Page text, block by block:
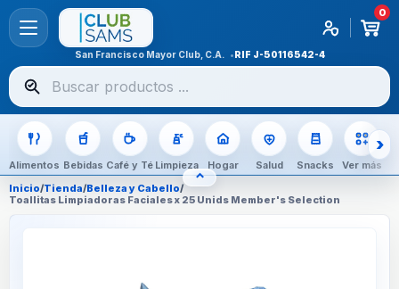
0
San Francisco Mayor Club, C.A. RIF J-50116542-4
Buscar
productos
Alimentos Bebidas Café y Té Limpieza Hogar Salud Snacks Ver más
⌃OCULTAR CATEGORÍAS
Inicio/Tienda/Belleza y Cabello/
Toallitas Limpiadoras Faciales x 25 Unids Member's Selection